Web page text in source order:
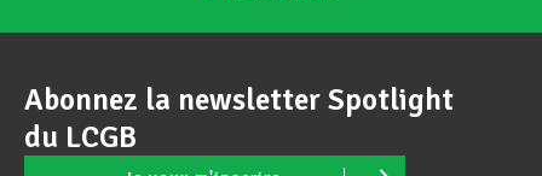
Abonnez la newsletter Spotlight
du LCGB